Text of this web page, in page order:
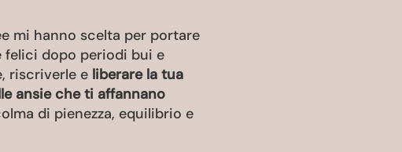
mi hanno scelta per portare
felici dopo periodi bui e
riscriverle e liberare la tua
ansie che ti affannano
di pienezza, equilibrio e